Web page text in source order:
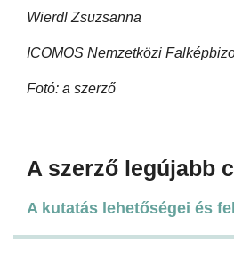
Wierdl Zsuzsanna
ICOMOS Nemzetközi
Fotó: a szerző
A szerző legújabb
A kutatás lehetőségei és